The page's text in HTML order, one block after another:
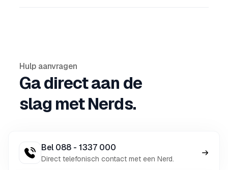
Hulp aanvragen
Ga direct aan de
slag met Nerds.
Bel 088 - 1337 000
Direct telefonisch contact met een Nerd.